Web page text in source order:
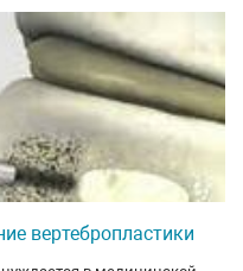
вертебропластики